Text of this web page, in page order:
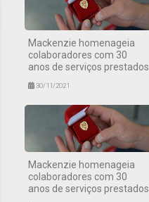
Mackenzie homenageia
colaboradores com 30
anos de serviços prestados
30/11/2021
Mackenzie homenageia
colaboradores com 30
anos de serviços prestados